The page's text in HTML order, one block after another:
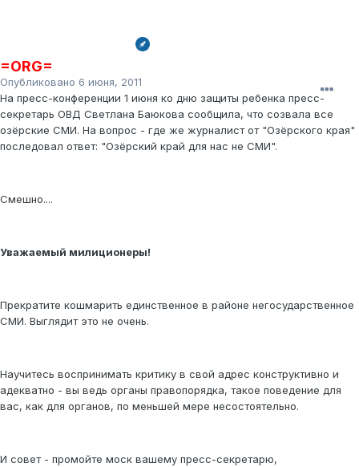
=ORG=
Опубликовано 6 июня, 2011
На пресс-конференции 1 июня ко дню защиты ребенка пресс-
секретарь ОВД Светлана Баюкова сообщила, что созвала все
озёрские СМИ. На вопрос - где же журналист от "Озёрского края"
последовал ответ: "Озёрский край для нас не СМИ".
Смешно....
Уважаемый милиционеры!
Прекратите кошмарить единственное в районе негосударственное
СМИ. Выглядит это не очень.
Научитесь воспринимать критику в свой адрес конструктивно и
адекватно - вы ведь органы правопорядка, такое поведение для
вас, как для органов, по меньшей мере несостоятельно.
И совет - промойте моск вашему пресс-секретарю,